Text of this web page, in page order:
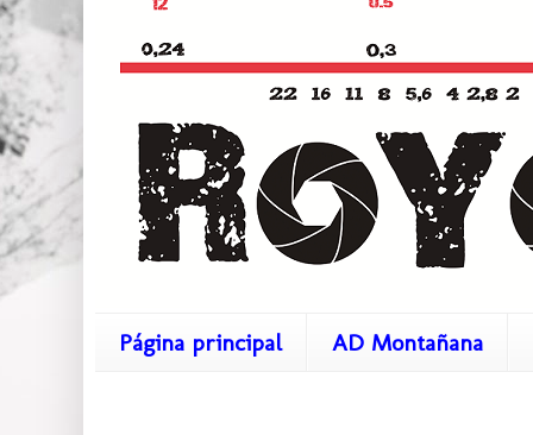
Página principal AD Montañana